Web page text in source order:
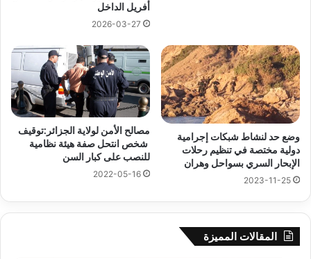
أفريل الداخل
2026-03-27
وضع حد لنشاط شبكات إجرامية
دولية مختصة في تنظيم رحلات
الإبحار السري بسواحل وهران
2023-11-25
مصالح الأمن لولاية الجزائر:توقيف
شخص انتحل صفة هيئة نظامية
للنصب على كبار السن
2022-05-16
المقالات المميزة